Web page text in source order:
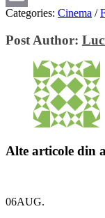
Email
Categories: Cinema /
Post Author:
Alte articole din
06AUG.